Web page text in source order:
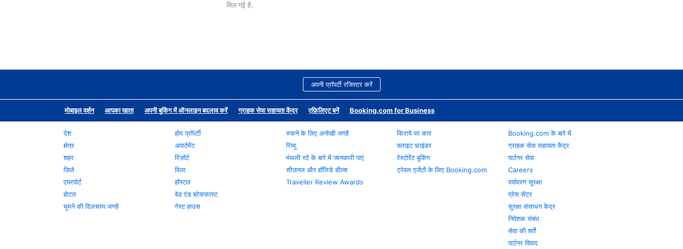
मिल गई है.
अपनी प्रॉपर्टी रजिस्टर करें
मोबाइल वर्शन आपका खाता अपनी बुकिंग में ऑनलाइन बदलाव करें ग्राहक सेवा सहायता केंद्र एफ़िलिएट बनें Booking.com for Business
देश
क्षेत्र
शहर
ज़िले
एयरपोर्ट
होटल
घूमने की दिलचस्प जगहें
होम प्रॉपर्टी
अपार्टमेंट
रिज़ॉर्ट
विला
हॉस्टल
बेड एंड ब्रेकफ़ास्ट
गेस्ट हाउस
रुकने के लिए अनोखी जगहें
रिव्यू
मंथली स्टे के बारे में जानकारी पाएं
सीज़नल और हॉलिडे डील्स
Traveller Review Awards
किराये पर कार
फ़्लाइट फ़ाइंडर
रेस्टोरेंट बुकिंग
ट्रेवल एजेंटों के लिए Booking.com
Booking.com के बारे में
ग्राहक सेवा सहायता केंद्र
पार्टनर सेवा
Careers
पर्यावरण सुरक्षा
प्रेस सेंटर
सुरक्षा संसाधन केंद्र
निवेशक संबंध
सेवा की शर्तें
पार्टनर विवाद